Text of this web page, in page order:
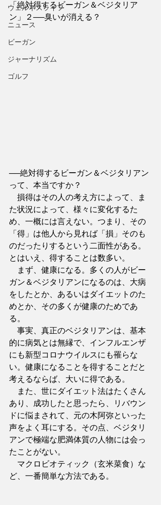
ウェルネスライフ
ニュース
ビーガン
ジャーナリズム
ゴルフ
「絶対得するビーガン＆ベジタリア
ン」２──臭いが消える？
──絶対得するビーガン＆ベジタリアン
って、本当ですか？
損得はその人の考え方によって、ま
た状況によって、様々に変化するた
め、一概には言えない。つまり、その
「得」は他人から見れば「損」そのも
のだったりするという二面性がある。
とはいえ、得することは数多い。
まず、健康になる。多くの人がビー
ガン＆ベジタリアンになるのは、大病
をしたとか、あるいはダイエットのた
めとか、その多くが健康のためであ
る。
事実、真正のベジタリアンは、基本
的に病気とは無縁で、インフルエンザ
にも新型コロナウイルスにも罹らな
い。健康になることを得することだと
考えるならば、大いに得である。
また、世にダイエット法はたくさん
あり、成功したと思ったら、リバウン
ドに悩まされて、元の木阿弥といった
声をよく耳にする。その点、ベジタリ
アンで極端な肥満体質の人物には会っ
たことがない。
マクロビオティック（玄米菜食）な
ど、一番簡単な方法である。